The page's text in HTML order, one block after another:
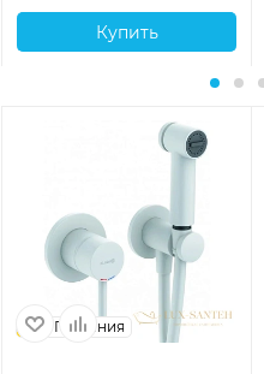
Купить
Германия